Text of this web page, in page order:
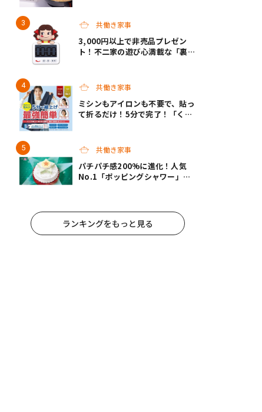
共働き家事
3,000円以上で非売品プレゼン
ト！不二家の遊び心満載な「裏不
共働き家事
ミシンもアイロンも不要で、貼っ
て折るだけ！5分で完了！「くる
共働き家事
パチパチ感200%に進化！人気
No.1「ポッピングシャワー」チ
ランキングをもっと見る